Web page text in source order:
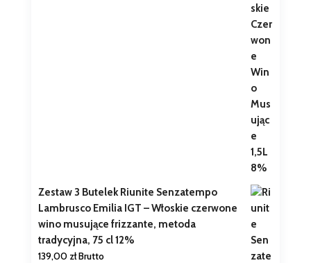
Zestaw 3 Butelek Riunite Senzatempo
Lambrusco Emilia IGT – Włoskie czerwone
wino musujące frizzante, metoda
tradycyjna, 75 cl 12%
139,00 złBrutto